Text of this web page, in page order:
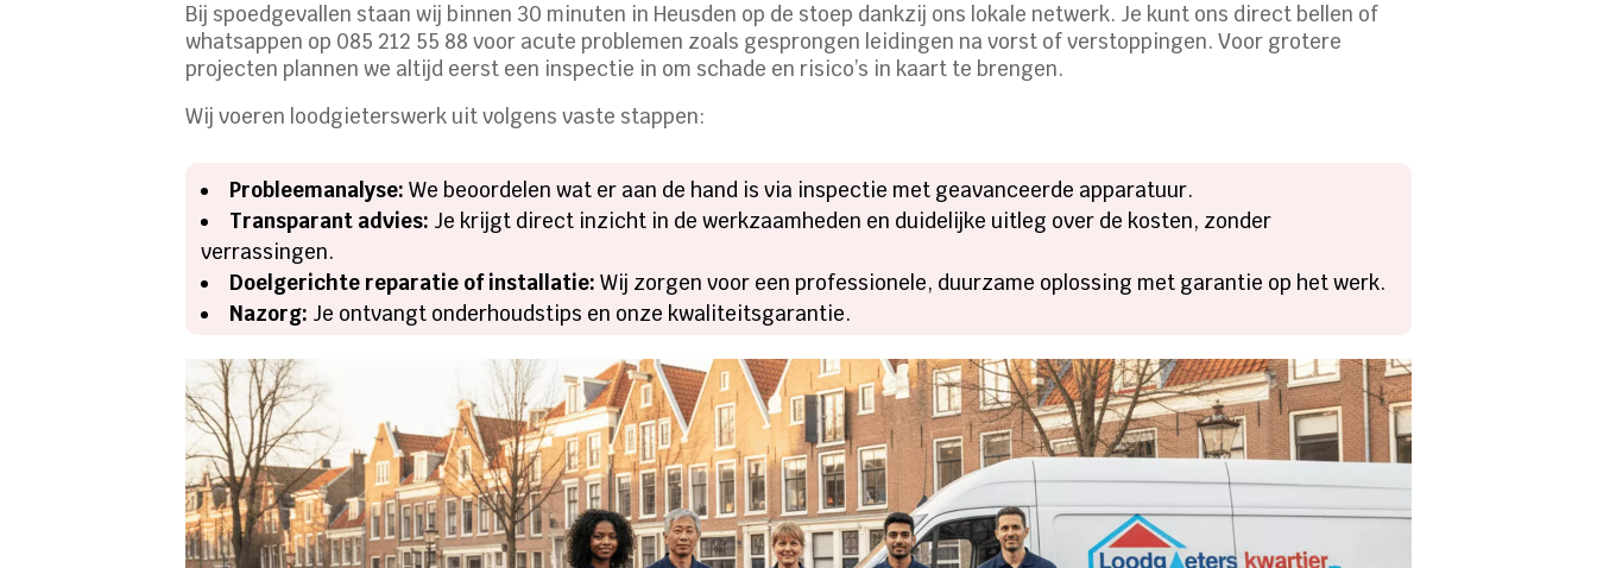
Bij spoedgevallen staan wij binnen 30 minuten in Heusden op de stoep dankzij ons lokale netwerk. Je kunt ons direct bellen of
whatsappen op 085 212 55 88 voor acute problemen zoals gesprongen leidingen na vorst of verstoppingen. Voor grotere
projecten plannen we altijd eerst een inspectie in om schade en risico’s in kaart te brengen.
Wij voeren loodgieterswerk uit volgens vaste stappen:
Probleemanalyse: We beoordelen wat er aan de hand is via inspectie met geavanceerde apparatuur.
Transparant advies: Je krijgt direct inzicht in de werkzaamheden en duidelijke uitleg over de kosten, zonder
verrassingen.
Doelgerichte reparatie of installatie: Wij zorgen voor een professionele, duurzame oplossing met garantie op het werk.
Nazorg: Je ontvangt onderhoudstips en onze kwaliteitsgarantie.